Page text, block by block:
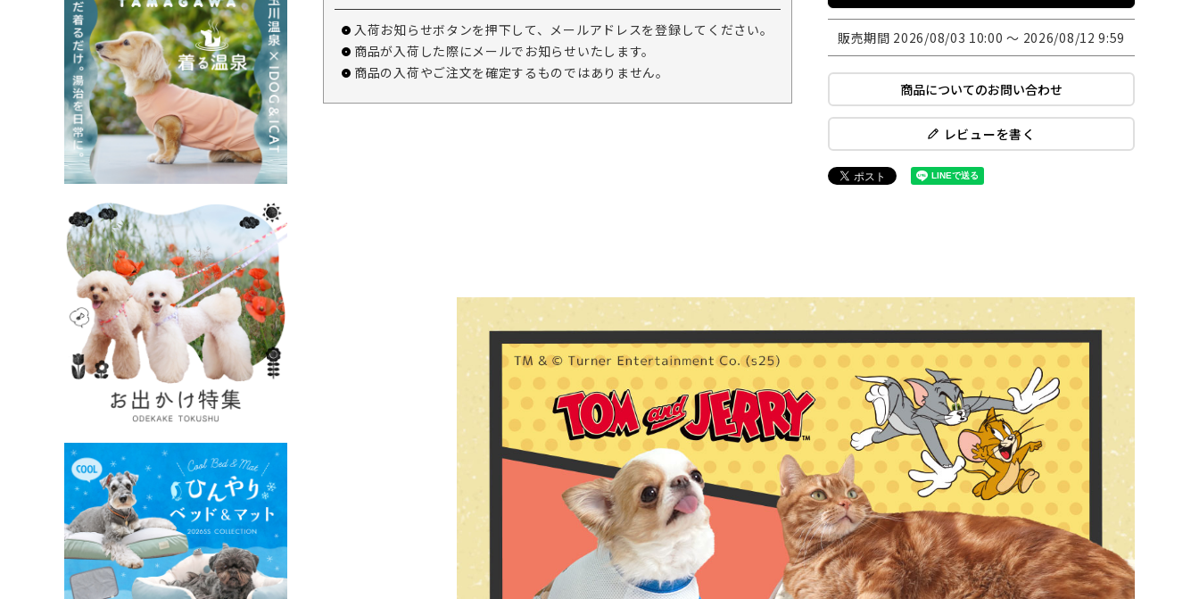
入荷お知らせボタンを押下して、メールアドレスを登録してください。
商品が入荷した際にメールでお知らせいたします。
商品の入荷やご注文を確定するものではありません。
販売期間 2026/08/03 10:00〜 2026/08/12 9:59
商品についてのお問い合わせ
レビューを書く